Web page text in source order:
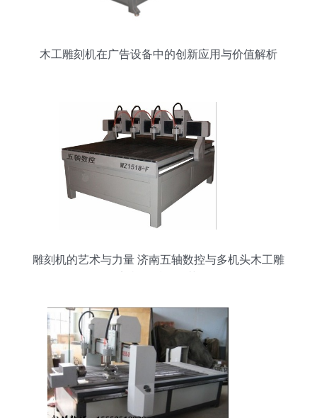
木工雕刻机在广告设备中的创新应用与价值解析
雕刻机的艺术与力量 济南五轴数控与多机头木工雕